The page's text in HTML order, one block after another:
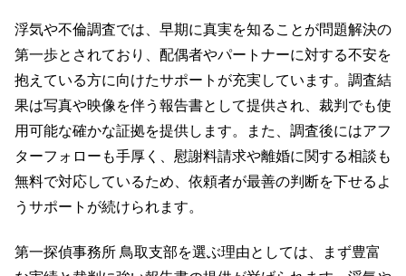
浮気や不倫調査では、早期に真実を知ることが問題解決の
第一歩とされており、配偶者やパートナーに対する不安を
抱えている方に向けたサポートが充実しています。調査結
果は写真や映像を伴う報告書として提供され、裁判でも使
用可能な確かな証拠を提供します。また、調査後にはアフ
ターフォローも手厚く、慰謝料請求や離婚に関する相談も
無料で対応しているため、依頼者が最善の判断を下せるよ
うサポートが続けられます。
第一探偵事務所 鳥取支部を選ぶ理由としては、まず豊富